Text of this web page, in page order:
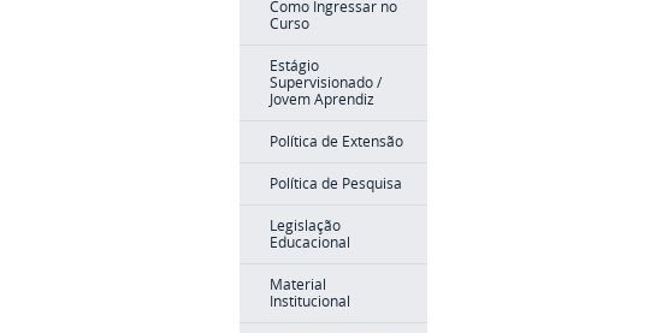
Como Ingressar no
Curso
Estágio
Supervisionado /
Jovem Aprendiz
Política de Extensão
Política de Pesquisa
Legislação
Educacional
Material
Institucional